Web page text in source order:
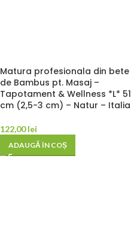
Matura profesionala din bete
de Bambus pt. Masaj –
Tapotament & Wellness *L* 51
cm (2,5-3 cm) – Natur – Italia
122,00lei
ADAUGĂ ÎN COȘ